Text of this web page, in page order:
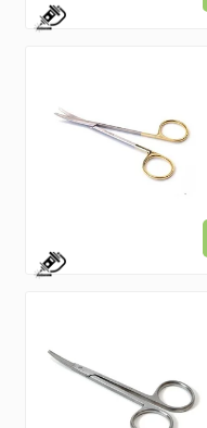
1
1